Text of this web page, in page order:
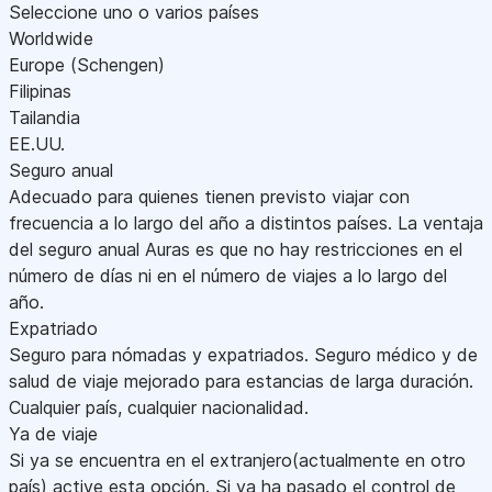
Seleccione uno o varios países
Worldwide
Europe (Schengen)
Filipinas
Tailandia
EE.UU.
Seguro anual
Adecuado para quienes tienen previsto viajar con
frecuencia a lo largo del año a distintos países. La ventaja
del seguro anual Auras es que no hay restricciones en el
número de días ni en el número de viajes a lo largo del
año.
Expatriado
Seguro para nómadas y expatriados. Seguro médico y de
salud de viaje mejorado para estancias de larga duración.
Cualquier país, cualquier nacionalidad.
Ya de viaje
Si ya se encuentra en el extranjero(actualmente en otro
país) active esta opción. Si ya ha pasado el control de